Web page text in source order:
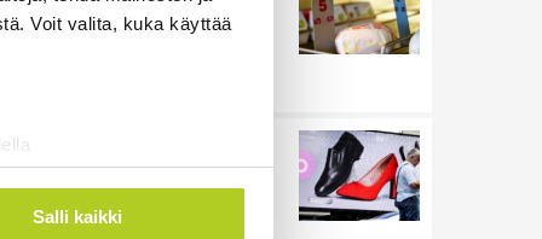
Voit valita, kuka käyttää
. Voit muuttaa
Salli kaikki
verisuonitauteihin, sanoo
Reuters: Ukraina on tuhonnut
yli miljoona neliömetriä
Uutiset | 7.8.2026 21:55